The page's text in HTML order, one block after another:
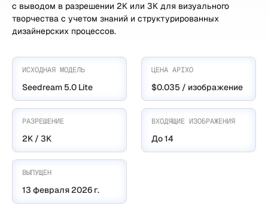
с выводом в разрешении 2K или 3K для визуального
творчества с учетом знаний и структурированных
дизайнерских процессов.
ИСХОДНАЯ МОДЕЛЬ
Seedream 5.0 Lite
ЦЕНА APIXO
$0.035 / изображение
РАЗРЕШЕНИЕ
2K / 3K
ВХОДЯЩИЕ ИЗОБРАЖЕНИЯ
До 14
ВЫПУЩЕН
13 февраля 2026 г.